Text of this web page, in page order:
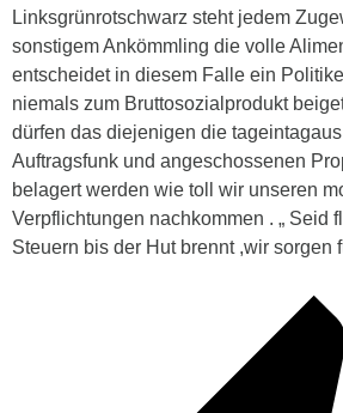
Linksgrünrotschwarz steht jedem
sonstigem Ankömmling die volle
entscheidet in diesem Falle ein
niemals zum Bruttosozialprodukt
dürfen das diejenigen die
Auftragsfunk und angeschossenen
belagert werden wie toll wir unseren
Verpflichtungen nachkommen . „ Seid
Steuern bis der Hut brennt ,wir sorgen